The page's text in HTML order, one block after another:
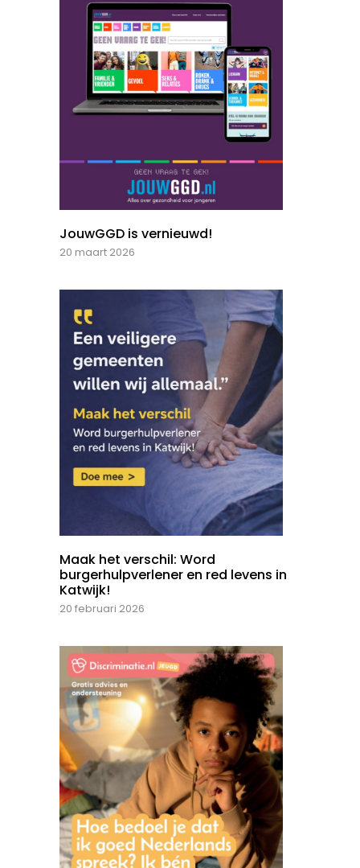
JouwGGD is vernieuwd!
20 maart 2026
Maak het verschil: Word
burgerhulpverlener en red levens in
Katwijk!
20 februari 2026